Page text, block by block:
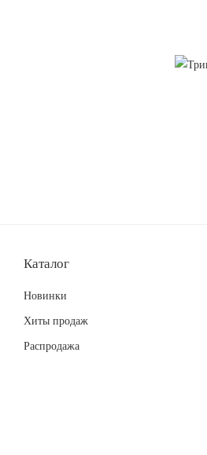
Каталог
Новинки
Хиты продаж
Распродажа